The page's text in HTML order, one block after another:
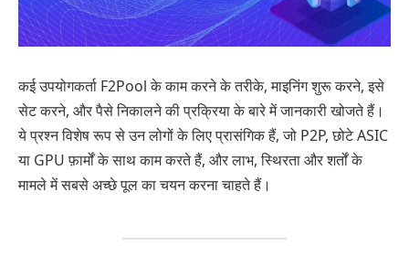
कई उपयोगकर्ता F2Pool के काम करने के तरीके, माइनिंग शुरू करने, इसे
सेट करने, और पैसे निकालने की प्रक्रिया के बारे में जानकारी खोजते हैं।
ये प्रश्न विशेष रूप से उन लोगों के लिए प्रासंगिक हैं, जो P2P, छोटे ASIC
या GPU फ़ार्मों के साथ काम करते हैं, और लाभ, स्थिरता और शर्तों के
मामले में सबसे अच्छे पूल का चयन करना चाहते हैं।